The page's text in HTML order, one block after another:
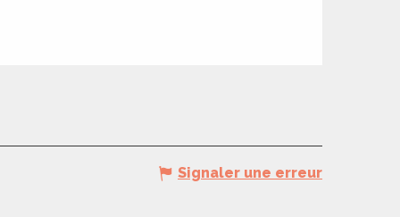
Signaler une erreur